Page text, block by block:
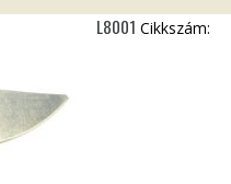
L8001 Cikkszám: